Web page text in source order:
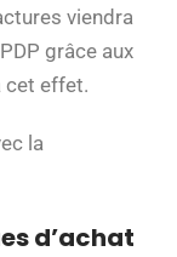
viendra
grâce aux
cet effet.
la
d’achat